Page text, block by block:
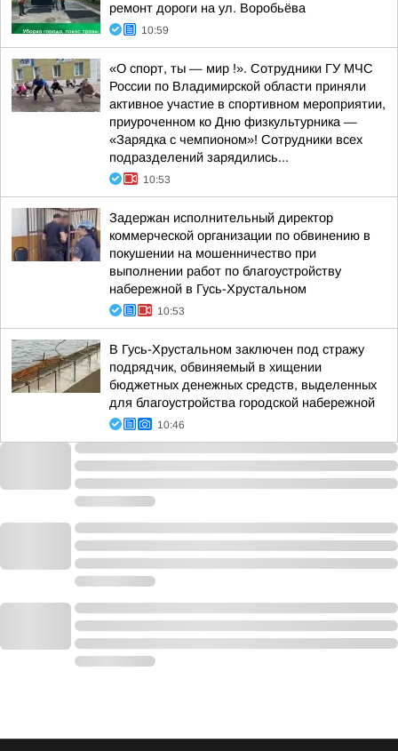
ремонт дороги на ул. Воробьёва
10:59
«О спорт, ты — мир !». Сотрудники ГУ МЧС
России по Владимирской области приняли
активное участие в спортивном мероприятии,
приуроченном ко Дню физкультурника —
«Зарядка с чемпионом»! Сотрудники всех
подразделений зарядились...
10:53
Задержан исполнительный директор
коммерческой организации по обвинению в
покушении на мошенничество при
выполнении работ по благоустройству
набережной в Гусь-Хрустальном
10:53
В Гусь-Хрустальном заключен под стражу
подрядчик, обвиняемый в хищении
бюджетных денежных средств, выделенных
для благоустройства городской набережной
10:46